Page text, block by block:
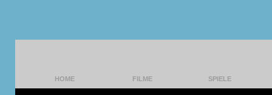
HOME FILME SPIELE